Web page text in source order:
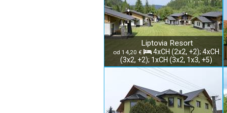
Liptovia Resort
od 14,20 €
4xCH (2x2, +2); 4xCH
(3x2, +2); 1xCH (3x2, 1x3, +5)